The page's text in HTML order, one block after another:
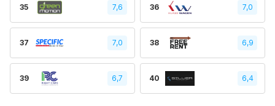
35 7,6 36 7,0
37 7,0 38 6,9
39 6,7 40 6,4